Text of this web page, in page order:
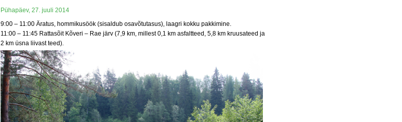
Pühapäev, 27. juuli 2014
9:00 – 11:00 Äratus, hommikusöök (sisaldub osavõtutasus), laagri kokku pakkimine.
11:00 – 11:45 Rattasõit Kõveri – Rae järv (7,9 km, millest 0,1 km asfaltteed, 5,8 km kruusateed ja
2 km üsna liivast teed).